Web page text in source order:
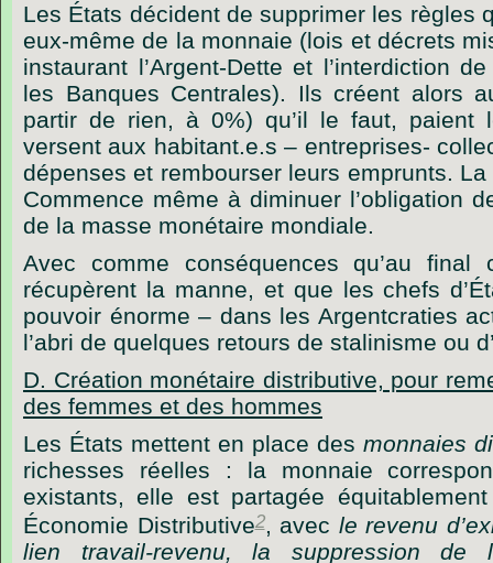
Les États décident de supprimer les règles
eux-même de la monnaie (lois et décrets
instaurant l’Argent-Dette et l’interdiction
les Banques Centrales). Ils créent alors
partir de rien, à 0%) qu’il le faut, paient
versent aux habitant.e.s – entreprises-
dépenses et rembourser leurs emprunts.
Commence même à diminuer l’obligation
de la masse monétaire mondiale.
Avec comme conséquences qu’au
récupèrent la manne, et que les chefs
pouvoir énorme – dans les Argentcraties
l’abri de quelques retours de stalinisme ou
D. Création monétaire distributive, pour
des femmes et des hommes
Les États mettent en place des monnaies
richesses réelles : la monnaie
existants, elle est partagée
Économie Distributive2, avec le revenu
lien travail-revenu, la suppression de